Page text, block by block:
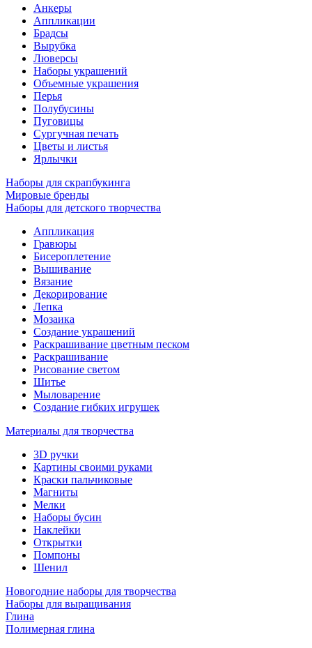
Анкеры
Аппликации
Брадсы
Вырубка
Люверсы
Наборы украшений
Объемные украшения
Перья
Полубусины
Пуговицы
Сургучная печать
Цветы и листья
Ярлычки
Наборы для скрапбукинга
Мировые бренды
Наборы для детского творчества
Аппликация
Гравюры
Бисероплетение
Вышивание
Вязание
Декорирование
Лепка
Мозаика
Создание украшений
Раскрашивание цветным песком
Раскрашивание
Рисование светом
Шитье
Мыловарение
Создание гибких игрушек
Материалы для творчества
3D ручки
Картины своими руками
Краски пальчиковые
Магниты
Мелки
Наборы бусин
Наклейки
Открытки
Помпоны
Шенил
Новогодние наборы для творчества
Наборы для выращивания
Глина
Полимерная глина